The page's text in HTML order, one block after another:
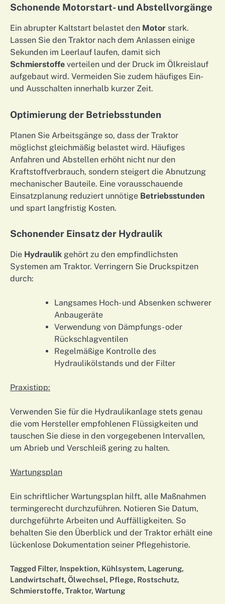
Schonende Motorstart- und Abstellvorgänge
Ein abrupter Kaltstart belastet den Motor stark.
Lassen Sie den Traktor nach dem Anlassen einige
Sekunden im Leerlauf laufen, damit sich
Schmierstoffe verteilen und der Druck im Ölkreislauf
aufgebaut wird. Vermeiden Sie zudem häufiges Ein-
und Ausschalten innerhalb kurzer Zeit.
Optimierung der Betriebsstunden
Planen Sie Arbeitsgänge so, dass der Traktor
möglichst gleichmäßig belastet wird. Häufiges
Anfahren und Abstellen erhöht nicht nur den
Kraftstoffverbrauch, sondern steigert die Abnutzung
mechanischer Bauteile. Eine vorausschauende
Einsatzplanung reduziert unnötige Betriebsstunden
und spart langfristig Kosten.
Schonender Einsatz der Hydraulik
Die Hydraulik gehört zu den empfindlichsten
Systemen am Traktor. Verringern Sie Druckspitzen
durch:
Langsames Hoch- und Absenken schwerer
Anbaugeräte
Verwendung von Dämpfungs- oder
Rückschlagventilen
Regelmäßige Kontrolle des
Hydraulikölstands und der Filter
Praxistipp:
Verwenden Sie für die Hydraulikanlage stets genau
die vom Hersteller empfohlenen Flüssigkeiten und
tauschen Sie diese in den vorgegebenen Intervallen,
um Abrieb und Verschleiß gering zu halten.
Wartungsplan
Ein schriftlicher Wartungsplan hilft, alle Maßnahmen
termingerecht durchzuführen. Notieren Sie Datum,
durchgeführte Arbeiten und Auffälligkeiten. So
behalten Sie den Überblick und der Traktor erhält eine
lückenlose Dokumentation seiner Pflegehistorie.
Tagged Filter, Inspektion, Kühlsystem, Lagerung,
Landwirtschaft, Ölwechsel, Pflege, Rostschutz,
Schmierstoffe, Traktor, Wartung